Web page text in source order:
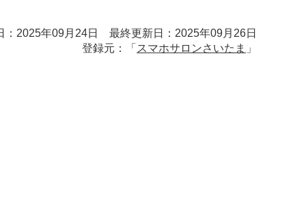
：2025年09月24日 最終更新日：2025年09月26日
登録元：「 スマホサロンさいたま 」